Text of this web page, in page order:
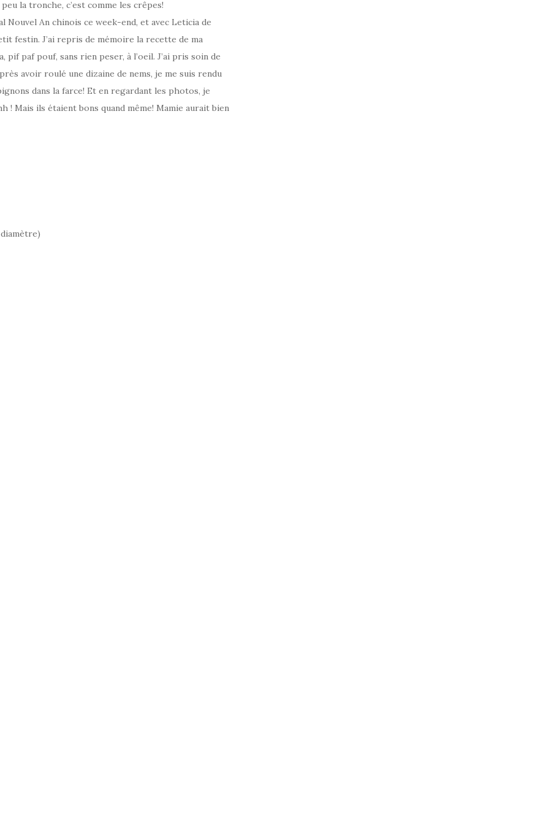
la tronche, c’est comme les crêpes!
Nouvel An chinois ce week-end, et avec Leticia de
festin. J’ai repris de mémoire la recette de ma
paf pouf, sans rien peser, à l’oeil. J’ai pris soin de
avoir roulé une dizaine de nems, je me suis rendu
dans la farce! Et en regardant les photos, je
! Mais ils étaient bons quand même! Mamie aurait bien